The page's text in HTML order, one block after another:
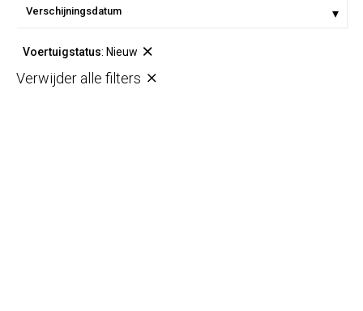
Voertuigstatus: Nieuw
Verwijder alle filters